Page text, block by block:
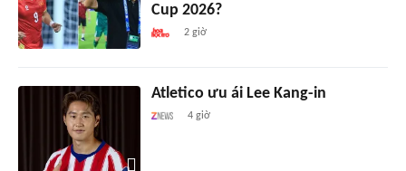
Cup 2026?
2 giờ
Atletico ưu ái Lee Kang-in
4 giờ